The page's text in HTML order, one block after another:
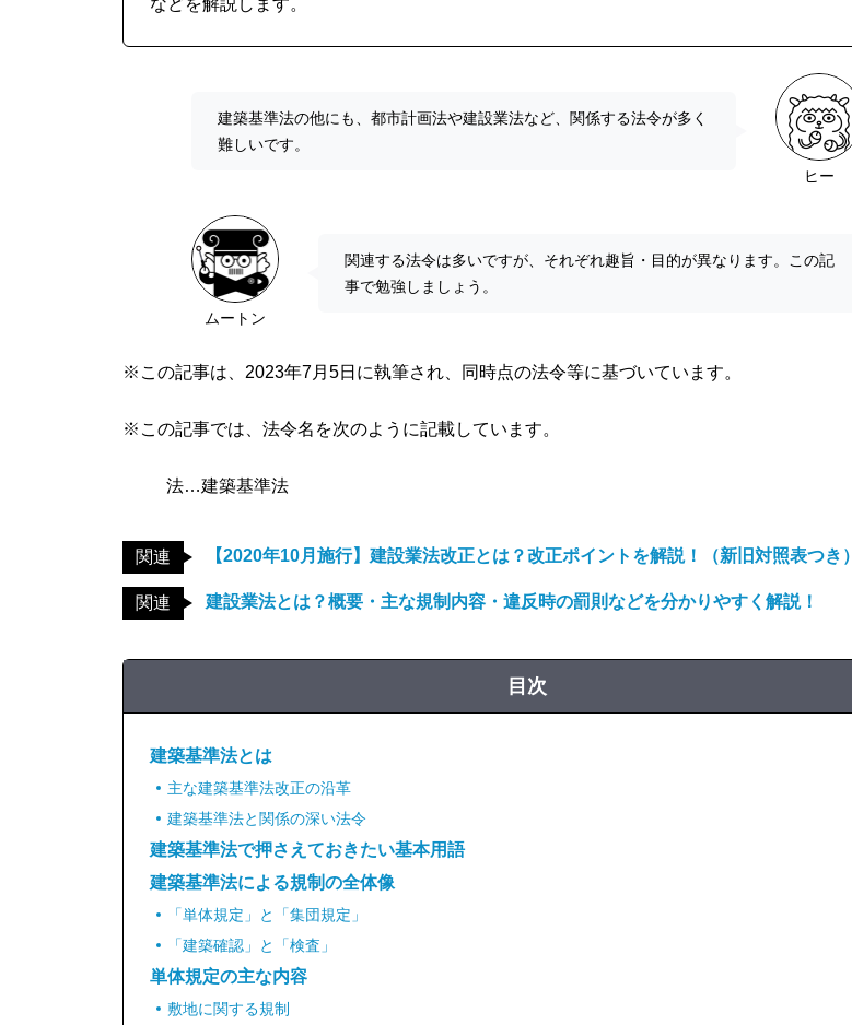
などを解説します。
ヒー
建築基準法の他にも、都市計画法や建設業法など、関係する法令が多く
難しいです。
ムートン
関連する法令は多いですが、それぞれ趣旨・目的が異なります。この記
事で勉強しましょう。
※この記事は、2023年7月5日に執筆され、同時点の法令等に基づいています。
※この記事では、法令名を次のように記載しています。
法…建築基準法
関連 【2020年10月施行】建設業法改正とは？改正ポイントを解説！（新旧対照表つき）
関連 建設業法とは？概要・主な規制内容・違反時の罰則などを分かりやすく解説！
目次
建築基準法とは
主な建築基準法改正の沿革
建築基準法と関係の深い法令
建築基準法で押さえておきたい基本用語
建築基準法による規制の全体像
「単体規定」と「集団規定」
「建築確認」と「検査」
単体規定の主な内容
敷地に関する規制